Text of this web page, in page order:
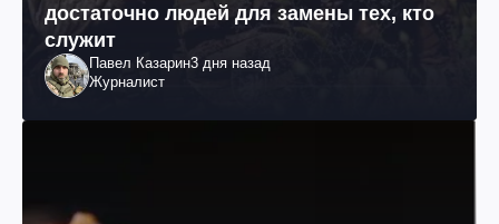
достаточно людей для замены тех, кто
служит
Павел Казарин3 дня назад
Журналист